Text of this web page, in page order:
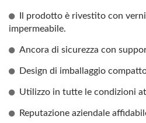
Il prodotto è rivestito con
impermeabile.
Ancora di sicurezza con
Design di imballaggio
Utilizzo in tutte le condizioni
Reputazione aziendale